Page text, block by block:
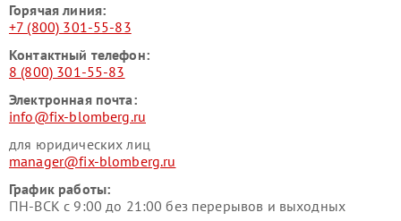
Горячая линия:
+7 (800) 301-55-83
Контактный телефон:
8 (800) 301-55-83
Электронная почта:
info@fix-blomberg.ru
для юридических лиц
manager@fix-blomberg.ru
График работы:
ПН-ВСК с 9:00 до 21:00 без перерывов и выходных